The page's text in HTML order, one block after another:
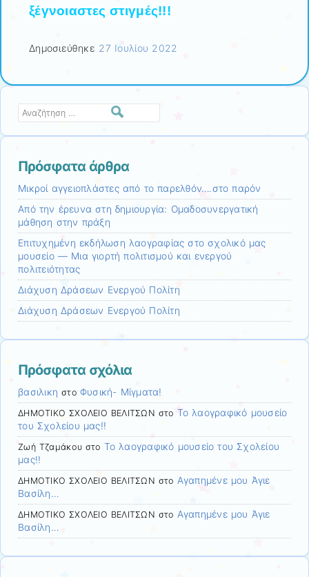
ξέγνοιαστες στιγμές!!!
Δημοσιεύθηκε 27 Ιουλίου 2022
Αναζήτηση
Πρόσφατα άρθρα
Μικροί αγγειοπλάστες από το παρελθόν….στο παρόν
Από την έρευνα στη δημιουργία: Ομαδοσυνεργατική
μάθηση στην πράξη
Επιτυχημένη εκδήλωση λαογραφίας στο σχολικό μας
μουσείο — Μια γιορτή πολιτισμού και ενεργού
πολιτειότητας
Διάχυση Δράσεων Ενεργού Πολίτη
Διάχυση Δράσεων Ενεργού Πολίτη
Πρόσφατα σχόλια
βασιλικη στο Φυσική- Μίγματα!
ΔΗΜΟΤΙΚΟ ΣΧΟΛΕΙΟ ΒΕΛΙΤΣΩΝ στο Το λαογραφικό μουσείο
του Σχολείου μας!!
Ζωή Τζαμάκουστο Το λαογραφικό μουσείο του Σχολείου
μας!!
ΔΗΜΟΤΙΚΟ ΣΧΟΛΕΙΟ ΒΕΛΙΤΣΩΝ στο Αγαπημένε μου Άγιε
Βασίλη…
ΔΗΜΟΤΙΚΟ ΣΧΟΛΕΙΟ ΒΕΛΙΤΣΩΝ στο Αγαπημένε μου Άγιε
Βασίλη…